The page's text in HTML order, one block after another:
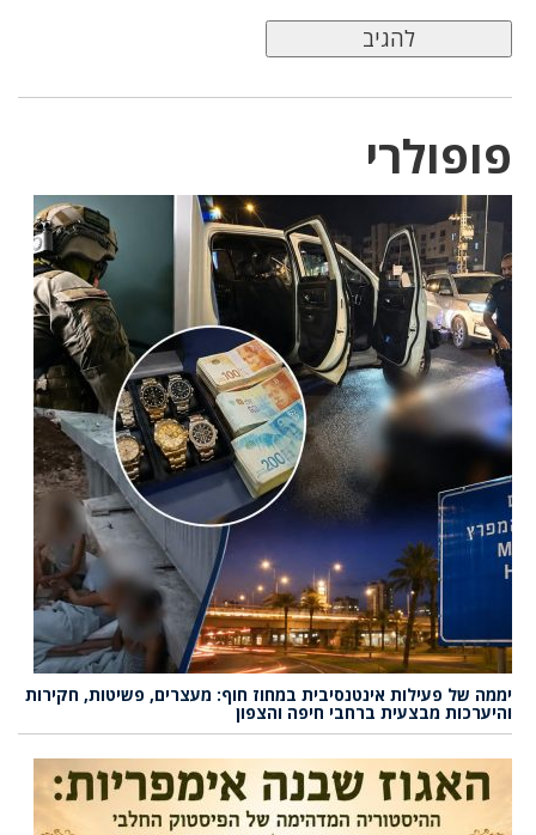
פופולרי
יממה של פעילות אינטנסיבית במחוז חוף: מעצרים, פשיטות, חקירות
והיערכות מבצעית ברחבי חיפה והצפון